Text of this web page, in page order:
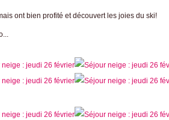
ont bien profité et découvert les joies du ski!